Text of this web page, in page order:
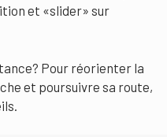
et «slider» sur
Pour réorienter la
et poursuivre sa route,